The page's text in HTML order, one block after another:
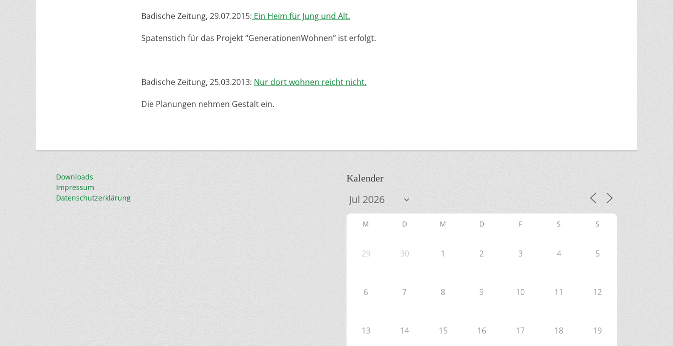
Badische Zeitung, 29.07.2015: Ein Heim für Jung und Alt.
Spatenstich für das Projekt “GenerationenWohnen” ist erfolgt.
Badische Zeitung, 25.03.2013: Nur dort wohnen reicht nicht.
Die Planungen nehmen Gestalt ein.
Downloads
Impressum
Datenschutzerklärung
Kalender
M D M D F S S
29 30 1 2 3 4 5
6 7 8 9 10 11 12
13 14 15 16 17 18 19